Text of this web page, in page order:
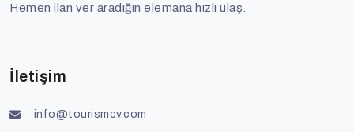
Hemen ilan ver aradığın elemana hızlı ulaş.
İletişim
info@tourismcv.com